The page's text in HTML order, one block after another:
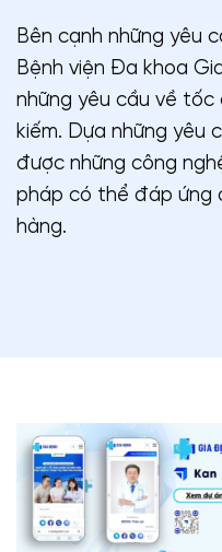
Bên cạnh những yêu
Bệnh viện Đa khoa
những yêu cầu về tốc
kiếm. Dựa những yêu
được những công
pháp có thể đáp ứng
hàng.